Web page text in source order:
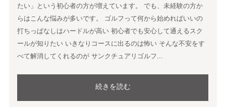
たい」という初心者の方が増えています。 でも、未経験の方か
らはこんな悩みが多いです。 ゴルフって何から始めればいいの
打ちっぱなしはハードルが高い 初心者でも安心して通えるスク
ールが知りたい いきなりコースに出るのは怖い そんな不安をす
べて解消してくれるのが サンクチュアリゴルフ...
続きを読む